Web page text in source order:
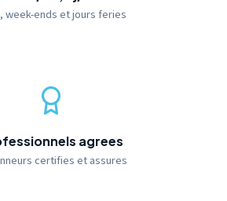
week-ends et jours feries
agrees
certifies et assures